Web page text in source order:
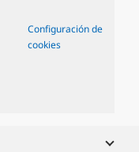
Configuración de
cookies